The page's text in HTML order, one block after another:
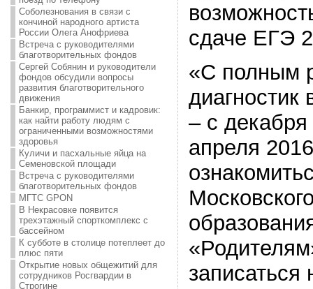
Соболезнования в связи с
кончиной народного артиста
России Олега Анофриева
Встреча с руководителями
благотворительных фондов
Сергей Собянин и руководители
фондов обсудили вопросы
развития благотворительного
движения
Банкир, программист и кадровик:
как найти работу людям с
ограниченными возможностями
здоровья
Куличи и пасхальные яйца на
Семеновской площади
Встреча с руководителями
благотворительных фондов
МГТС GPON
В Некрасовке появится
трехэтажный спорткомплекс с
бассейном
К субботе в столице потеплеет до
плюс пяти
Открытие новых общежитий для
сотрудников Росгвардии в
Строгине
сдаче ЕГЭ
«С полным
– с декабря
апреля
записаться